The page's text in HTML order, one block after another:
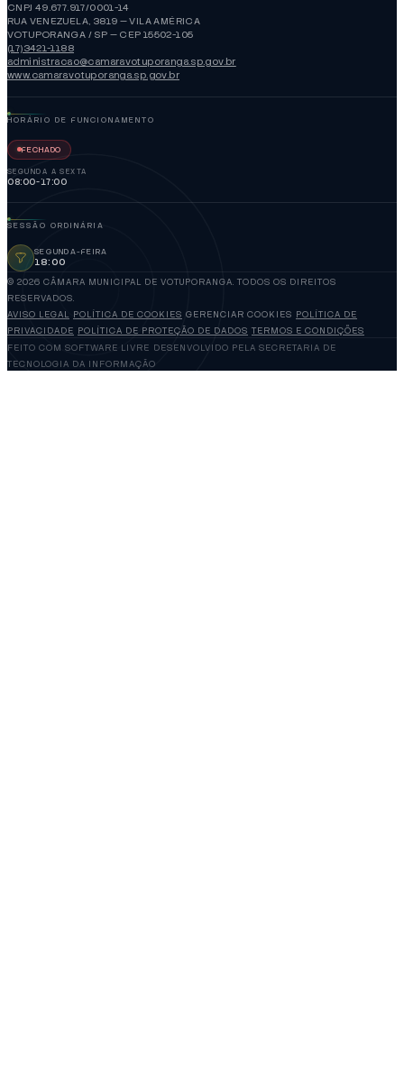
CNPJ 49.677.917/0001-14
RUA VENEZUELA, 3819 — VILA AMÉRICA
VOTUPORANGA / SP — CEP 15502-105
(17)3421-1188
administracao@camaravotuporanga.sp.gov.br
www.camaravotuporanga.sp.gov.br
HORÁRIO DE FUNCIONAMENTO
FECHADO
SEGUNDA A SEXTA
08:00-17:00
SESSÃO ORDINÁRIA
SEGUNDA-FEIRA
18:00
© 2026 CÂMARA MUNICIPAL DE VOTUPORANGA. TODOS OS DIREITOS
RESERVADOS.
AVISO LEGAL POLÍTICA DE COOKIES GERENCIAR COOKIES POLÍTICA DE
PRIVACIDADE POLÍTICA DE PROTEÇÃO DE DADOS TERMOS E CONDIÇÕES
FEITO COM SOFTWARE LIVRE DESENVOLVIDO PELA SECRETARIA DE
TECNOLOGIA DA INFORMAÇÃO